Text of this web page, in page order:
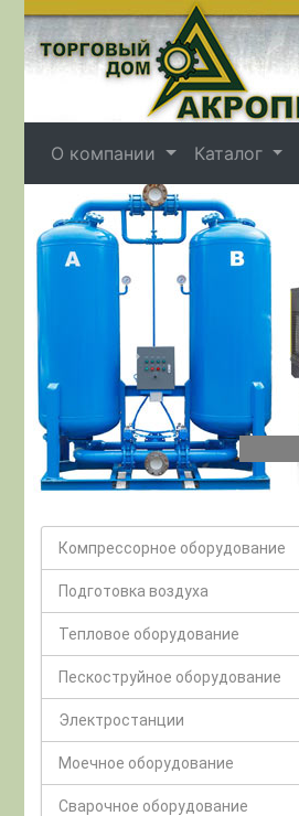
О компании Каталог
Назад
Компрессорное оборудование
Подготовка воздуха
Тепловое оборудование
Пескоструйное оборудование
Электростанции
Моечное оборудование
Сварочное оборудование